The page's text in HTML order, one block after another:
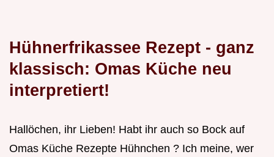
Hühnerfrikassee Rezept - ganz
klassisch: Omas Küche neu
interpretiert!
Hallöchen, ihr Lieben! Habt ihr auch so Bock auf
Omas Küche Rezepte Hühnchen ? Ich meine, wer